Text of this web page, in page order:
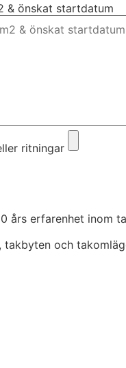
& önskat startdatum
ritningar
års erfarenhet inom
och